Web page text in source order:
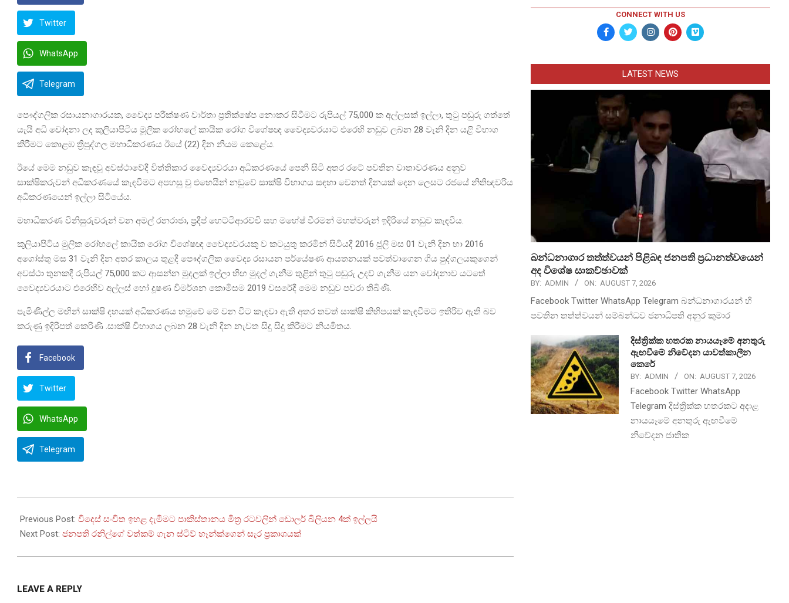
Twitter
WhatsApp
Telegram
පෞද්ගලික රසායනාගාරයක, වෛද්‍ය පරීක්ෂණ වාර්තා ප්‍රතික්ෂේප නොකර සිටීමට රුපියල් 75,000 ක අල්ලසක් ඉල්ලා, තුටු පඬුරු ගත්තේ
යැයි අධි චෝදනා ලද කුලියාපිටිය මූලික රෝහලේ කායික රෝග විශේෂඥ වෛද්‍යවරයාට එරෙහි නඩුව ලබන 28 වැනි දින යළි විභාග
කිරීමට කොළඹ ත්‍රිපුද්ගල මහාධිකරණය ඊයේ (22) දින නියම කෙළේය.
ඊයේ මෙම නඩුව කැඳවූ අවස්ථාවේදී විත්තිකාර වෛද්‍යවරයා අධිකරණයේ පෙනී සිටි අතර රටේ පවතින වාතාවරණය අනුව
සාක්ෂිකරුවන් අධිකරණයේ කැඳවීමට අපහසු වු එහෙයින් නඩුවේ සාක්ෂි විභාගය සඳහා වෙනත් දිනයක් දෙන ලෙසට රජයේ නිතිඥවරිය
අධිකරණයෙන් ඉල්ලා සිටියේය.
මහාධිකරණ විනිසුරුවරුන් වන අමල් රනරාජා, ප්‍රදීප් හෙට්ටිආරච්චි සහ මහේෂ් වීරමන් මහත්වරුන් ඉදිරියේ නඩුව කැඳවීය.
කුලියාපිටිය මුලික රෝහලේ කායික රෝග විශේෂඥ වෛද්‍යවරයකු ව කටයුතු කරමින් සිටියදී 2016 ජූලි මස 01 වැනි දින හා 2016
අගෝස්තු මස 31 වැනි දින අතර කාලය තුළදී පෞද්ගලික වෛද්‍ය රසායන පර්යේෂණ ආයතනයක් පවත්වාගෙන ගිය පුද්ගලයකුගෙන්
අවස්ථා තුනකදී රුපියල් 75,000 කට ආසන්න මුදලක් ඉල්ලා හිඟ මුදල් ගැනීම තුළින් තුටු පඬුරු උදව් ගැනීම යන චෝදනාව යටතේ
වෛද්‍යවරයාට එරෙහිව අල්ලස් හෝ දූෂණ විමර්ශන කොමිසම 2019 වසරේදී මෙම නඩුව පවරා තිබිණි.
පැමිණිල්ල මඟින් සාක්ෂි දහයක් අධිකරණය හමුවේ මේ වන විට කැඳවා ඇති අතර තවත් සාක්ෂි කිහිපයක් කැඳවීමට ඉතිරිව ඇති බව
කරුණු ඉදිරිපත් කෙරිණි .සාක්ෂි විභාගය ලබන 28 වැනි දින නැවත සිදු සිදු කිරීමට නියමිතය.
Facebook
Twitter
WhatsApp
Telegram
07-
23
Previous Post: විදෙස් සංචිත ඉහළ දැමීමට පාකිස්තානය මිත්‍ර රටවලින් ඩොලර් බිලියන 4ක් ඉල්ලයි
Next Post: ජනපති රනිල්ගේ වත්කම් ගැන ස්ටීව් හෑන්ක්ගෙන් සැර ප්‍රකාශයක්
LEAVE A REPLY
CONNECT WITH US
LATEST NEWS
බන්ධනාගාර තත්ත්වයන් පිළිබඳ ජනපති ප්‍රධානත්වයෙන්
අද විශේෂ සාකච්ඡාවක්
BY: ADMIN ON: AUGUST 7, 2026
Facebook Twitter WhatsApp Telegram බන්ධනාගාරයන් හී
පවතින තත්ත්වයන් සම්බන්ධව ජනාධිපති අනුර කුමාර
දිස්ත්‍රික්ක හතරක නායයෑමේ අනතුරු
ඇඟවීමේ නිවේදන යාවත්කාලීන
කෙරේ
BY: ADMIN ON: AUGUST 7, 2026
Facebook Twitter WhatsApp
Telegram දිස්ත්‍රික්ක හතරකට අදාළ
නායයෑමේ අනතුරු ඇඟවීමේ
නිවේදන ජාතික